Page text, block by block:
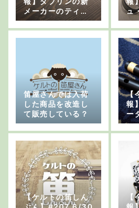
メーカーのティ
ン・ホイッスル、
木製アイリッシ
ュ・フルート、バ
ュ
サ
ィ
ー
笛屋さんでは入荷
した商品を改造し
て販売している？
【
報
ー
リ
シ
【ケルトの笛しん